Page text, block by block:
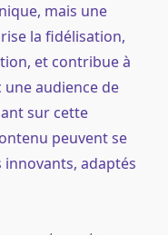
mais une
la fidélisation,
et contribue à
audience de
sur cette
peuvent se
adaptés